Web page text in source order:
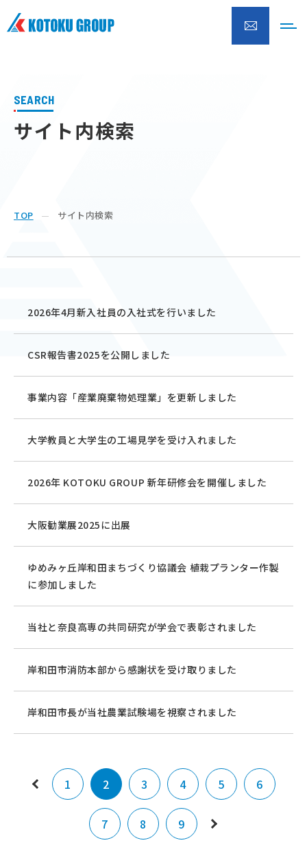
株式会社興徳クリーナー
SEARCH
サイト内検索
TOP サイト内検索
2026年4月新入社員の入社式を行いました
CSR報告書2025を公開しました
事業内容「産業廃棄物処理業」を更新しました
大学教員と大学生の工場見学を受け入れました
2026年 KOTOKU GROUP 新年研修会を開催しました
大阪勧業展2025に出展
ゆめみヶ丘岸和田まちづくり協議会 植栽プランター作製
に参加しました
当社と奈良高専の共同研究が学会で表彰されました
岸和田市消防本部から感謝状を受け取りました
岸和田市長が当社農業試験場を視察されました
1 2 3 4 5 6
7 8 9